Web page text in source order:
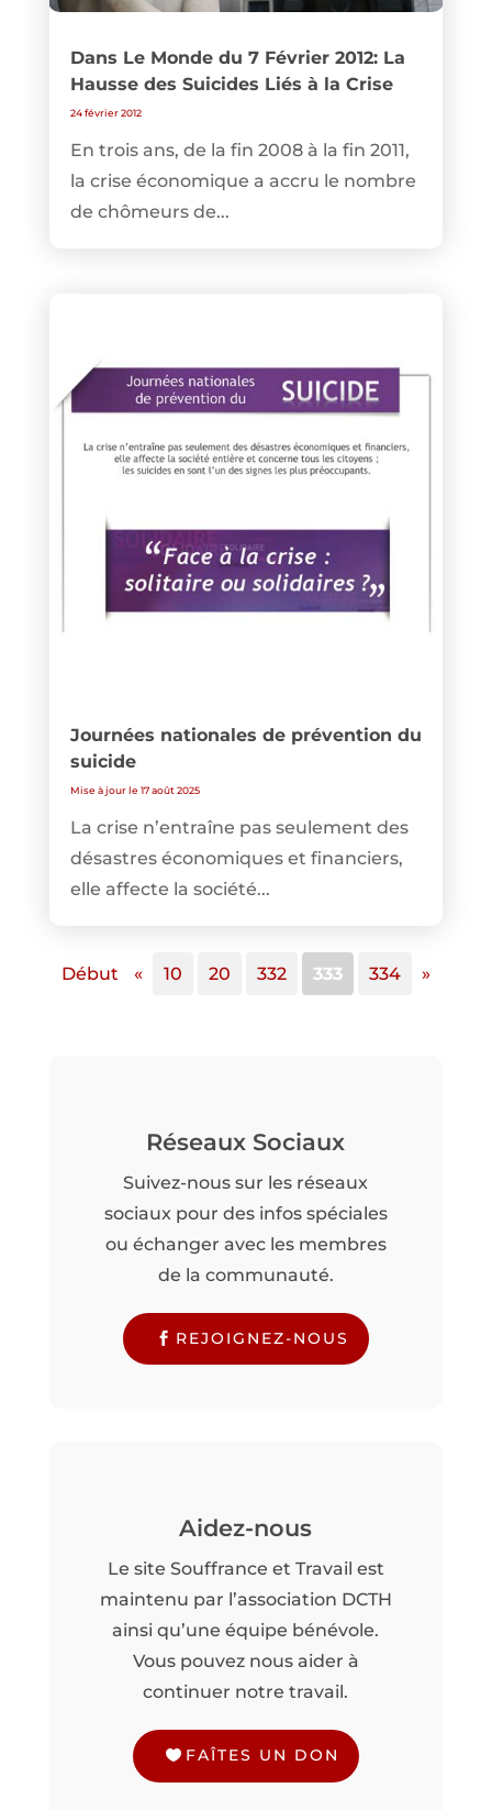
Dans Le Monde du 7 Février 2012: La
Hausse des Suicides Liés à la Crise
24 février 2012
En trois ans, de la fin 2008 à la fin 2011,
la crise économique a accru le nombre
de chômeurs de...
Journées nationales de prévention du
suicide
Mise à jour le 17 août 2025
La crise n’entraîne pas seulement des
désastres économiques et financiers,
elle affecte la société...
Début « 10 20 332 333 334 »
Réseaux Sociaux
Suivez-nous sur les réseaux
sociaux pour des infos spéciales
ou échanger avec les membres
de la communauté.
REJOIGNEZ-NOUS
Aidez-nous
Le site Souffrance et Travail est
maintenu par l’association DCTH
ainsi qu’une équipe bénévole.
Vous pouvez nous aider à
continuer notre travail.
FAÎTES UN DON